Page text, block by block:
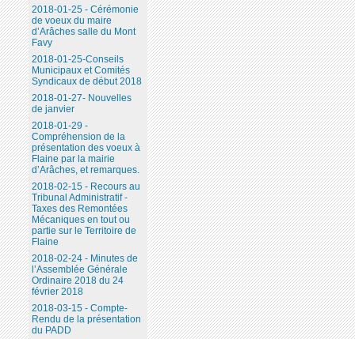
2018-01-25 - Cérémonie
de voeux du maire
d’Arâches salle du Mont
Favy
2018-01-25-Conseils
Municipaux et Comités
Syndicaux de début 2018
2018-01-27- Nouvelles
de janvier
2018-01-29 -
Compréhension de la
présentation des voeux à
Flaine par la mairie
d’Arâches, et remarques.
2018-02-15 - Recours au
Tribunal Administratif -
Taxes des Remontées
Mécaniques en tout ou
partie sur le Territoire de
Flaine
2018-02-24 - Minutes de
l’Assemblée Générale
Ordinaire 2018 du 24
février 2018
2018-03-15 - Compte-
Rendu de la présentation
du PADD